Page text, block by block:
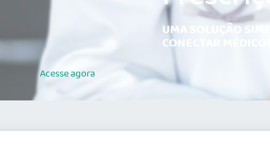
Acesseagora
UMA SOLUÇÃO
CONECTAR